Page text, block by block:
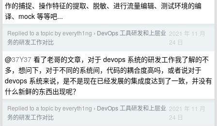
作的捕捉、操作特征的提取、脱敏、进行流量编辑、测试环境的编
译、mock 等等吧...
Replied to a topic by everyth1ng › DevOps 工具研发和上层业
务的研发工作对比
2021 年 11 月
24 日
@37Y37 看了老哥的文章，对于 devops 系统的研发工作我了解的不
多，想问下，对于不同的系统间，代码的耦合度高吗，或者说对于
devops 系统来说，是不是现在已经发展的集成度达到了一致，并没有
什么新鲜的东西出现呢？
Replied to a topic by everyth1ng › DevOps 工具研发和上层业
务的研发工作对比
2021 年 11 月
24 日